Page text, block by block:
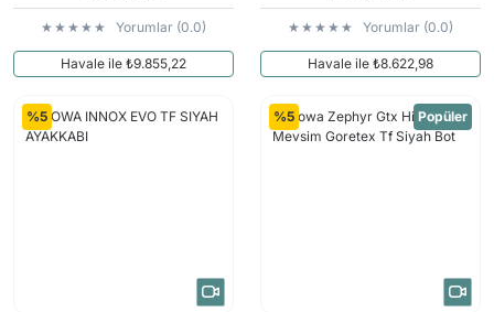
Yorumlar (0.0)
Havale ile ₺9.855,22
Yorumlar (0.0)
Havale ile ₺8.622,98
%5 %5 Popüler